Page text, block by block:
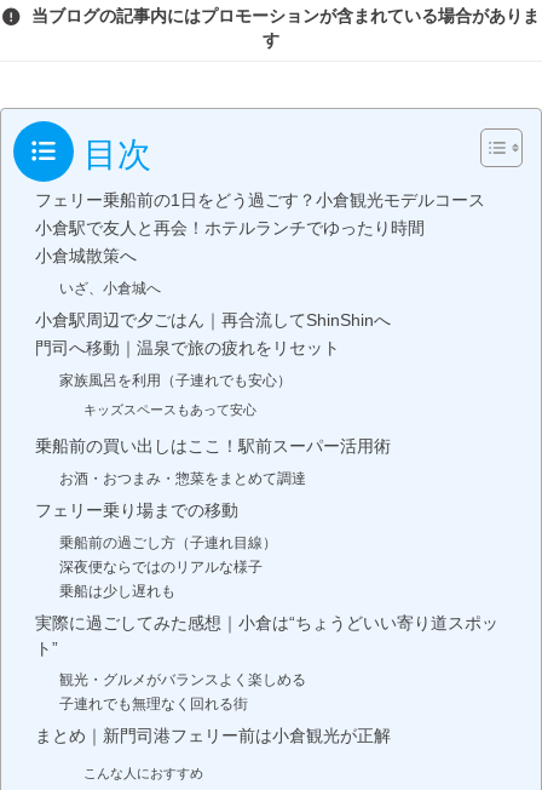
当ブログの記事内にはプロモーションが含まれている場合がありま
す
目次
フェリー乗船前の1日をどう過ごす？小倉観光モデルコース
小倉駅で友人と再会！ホテルランチでゆったり時間
小倉城散策へ
いざ、小倉城へ
小倉駅周辺で夕ごはん｜再合流してShinShinへ
門司へ移動｜温泉で旅の疲れをリセット
家族風呂を利用（子連れでも安心）
キッズスペースもあって安心
乗船前の買い出しはここ！駅前スーパー活用術
お酒・おつまみ・惣菜をまとめて調達
フェリー乗り場までの移動
乗船前の過ごし方（子連れ目線）
深夜便ならではのリアルな様子
乗船は少し遅れも
実際に過ごしてみた感想｜小倉は“ちょうどいい寄り道スポッ
ト”
観光・グルメがバランスよく楽しめる
子連れでも無理なく回れる街
まとめ｜新門司港フェリー前は小倉観光が正解
こんな人におすすめ